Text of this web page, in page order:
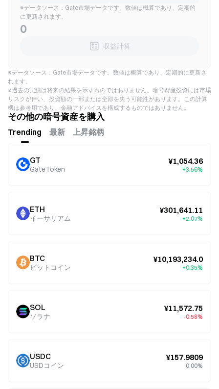
※データソース：Gate市場データです。数値は概算であり、定期的
に更新されます。
0
収益計算
※データソース：Gate市場データです。数値は概算であり、定期的に更新さ
れます。
※過去の実績は将来の結果を示すものではありません。暗号資産投資には市場
リスクが伴い、投資額の一部または全部を失う可能性があります。この計算
機は参考用であり、金融アドバイスを構成するものではありません。
その他の暗号資産を購入
Trending 最新 上昇銘柄
GT
GateToken
¥1,054.36
+3.56%
ETH
イーサリアム
¥301,641.11
+2.07%
BTC
ビットコイン
¥10,193,234.0
+0.35%
SOL
ソラナ
¥11,572.75
-0.58%
USDC
USDコイン
¥157.9809
0.00%